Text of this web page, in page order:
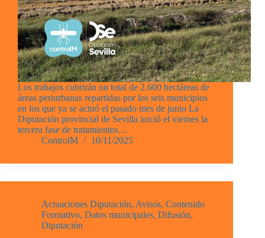
Los trabajos cubrirán un total de 2.600 hectáreas de
áreas periurbanas repartidas por los seis municipios
en los que ya se actuó el pasado mes de junio La
Diputación provincial de Sevilla inició el viernes la
tercera fase de tratamientos…
ControlM
10/11/2025
Actuaciones Diputación, Avisos, Contenido
Formativo, Datos municipales, Difusión,
Diputación